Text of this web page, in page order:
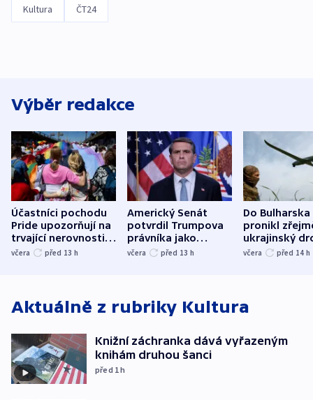
Kultura ČT24
Výběr redakce
Účastníci pochodu
Pride upozorňují na
trvající nerovnosti i
společenskou
včera před 13 h
Americký Senát
potvrdil Trumpova
právníka jako
ministra
včera před 13 h
Do Bulharska
pronikl
ukrajinský
explodoval
včera před 14 h
Aktuálně z rubriky Kultura
Knižní záchranka dává vyřazeným
knihám druhou šanci
před 1h